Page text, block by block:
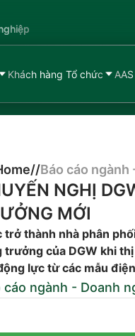
Khách hàng Tổ chức
//Báo cáo
NGHỊ
MỚI
trở thành nhà phân
trưởng của DGW khi
lực từ các mẫu
cáo ngành - Doanh